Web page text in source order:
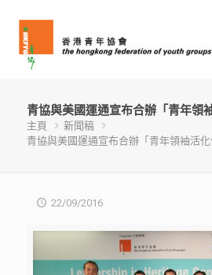
青協與美國運通宣布合辦「青年領
主頁
新聞稿
青協與美國運通宣布合辦「青年領袖活化
22/09/2016